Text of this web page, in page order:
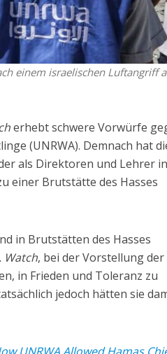
einem israelischen Luftangriff
erhebt schwere Vorwürfe
(UNRWA). Demnach hat
als Direktoren und Lehrer
einer Brutstätte des Hasses
in Brutstätten des Hasses
Watch, bei der Vorstellung der
in Frieden und Toleranz zu
jedoch hätten sie